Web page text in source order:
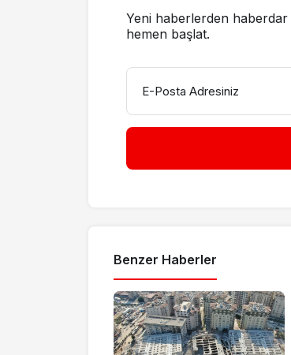
Yeni haberlerden haberdar
hemen başlat.
E-Posta Adresiniz
Benzer Haberler